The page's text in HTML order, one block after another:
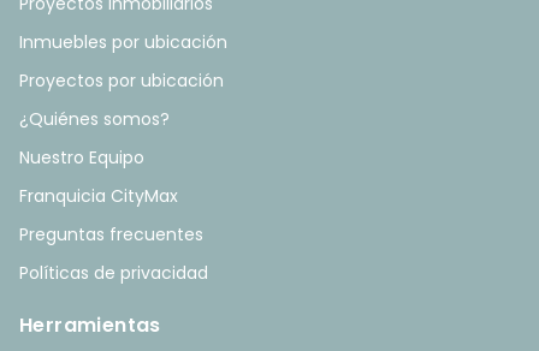
Inmuebles por ubicación
Proyectos por ubicación
¿Quiénes somos?
Nuestro Equipo
Franquicia CityMax
Preguntas frecuentes
Políticas de privacidad
Herramientas